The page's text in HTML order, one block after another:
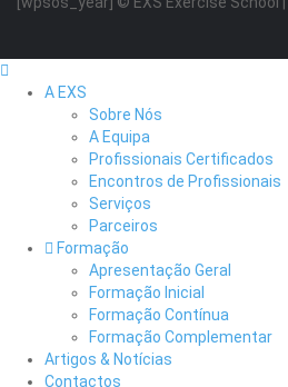
A EXS
Sobre Nós
A Equipa
Profissionais Certificados
Encontros de Profissionais
Serviços
Parceiros
Formação
Apresentação Geral
Formação Inicial
Formação Contínua
Formação Complementar
Artigos & Notícias
Contactos